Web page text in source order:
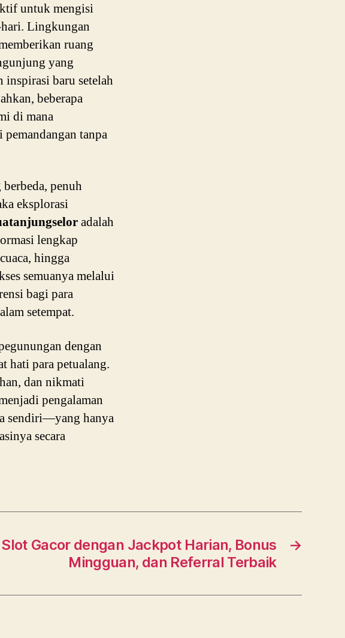
untuk mengisi
Lingkungan
ruang
yang
inspirasi baru setelah
beberapa
di mana
tanpa
penuh
eksplorasi
adalah
lengkap
hingga
semuanya melalui
bagi para
setempat.
dengan
hati para petualang.
dan nikmati
pengalaman
sendiri—yang hanya
secara
→
Slot Gacor dengan Jackpot Harian, Bonus
Mingguan, dan Referral Terbaik